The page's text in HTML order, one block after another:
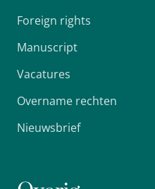
Foreign rights
Manuscript
Vacatures
Overname rechten
Nieuwsbrief